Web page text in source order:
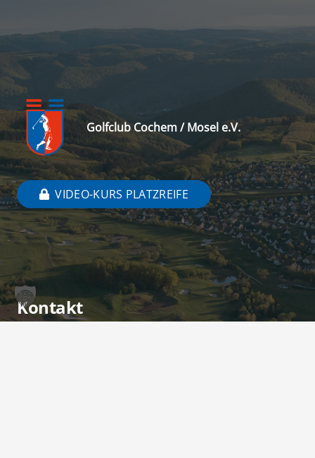
Golfclub Cochem / Mosel e.V.
VIDEO-KURS PLATZREIFE
Kontakt